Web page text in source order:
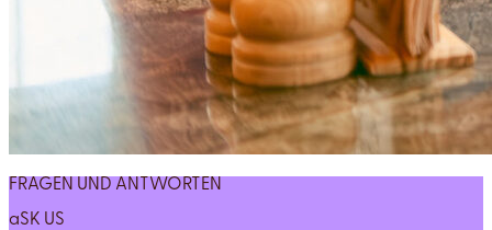
FRAGEN UND ANTWORTEN
aSK US